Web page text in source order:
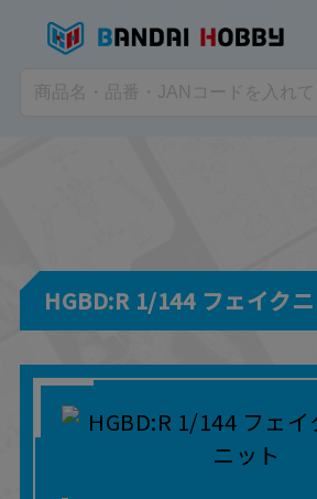
HGBD:R 1/144 フェイク